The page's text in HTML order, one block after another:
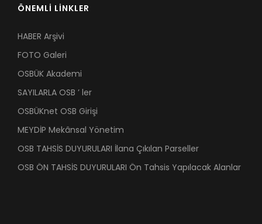
ÖNEMLİ LİNKLER
HABER Arşivi
FOTO Galeri
OSBÜK Akademi
SAYILARLA OSB ’ ler
OSBÜKnet OSB Girişi
MEYDİP Mekânsal Yönetim
OSB TAHSİS DUYURULARI İlana Çıkılan Parseller
OSB ÖN TAHSİS DUYURULARI Ön Tahsis Yapılacak Alanlar